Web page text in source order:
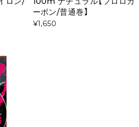
ーボン/普通巻】
¥1,650